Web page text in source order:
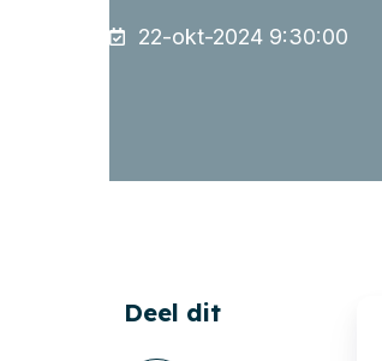
22-okt-2024 9:30:00
Deel dit